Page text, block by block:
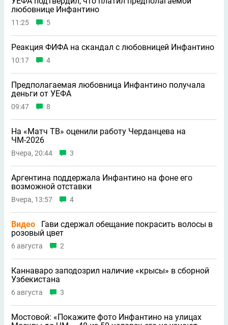
любовнице Инфантино
11:25 5
Реакция ФИФА на скандал с любовницей Инфантино
10:17 4
Предполагаемая любовница Инфантино получала
деньги от УЕФА
09:47 8
На «Матч ТВ» оценили работу Черданцева на
ЧМ-2026
Вчера, 20:44 3
Аргентина поддержала Инфантино на фоне его
возможной отставки
Вчера, 13:57 4
Видео
Гави сдержал обещание покрасить волосы в
розовый цвет
6 августа 2
Каннаваро заподозрил наличие «крысы» в сборной
Узбекистана
6 августа 3
Мостовой: «Покажите фото Инфантино на улицах